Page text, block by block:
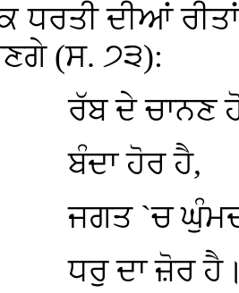
ਧਰਤੀ ਦੀਆਂ
(ਸ. ੭੩):
ਰੱਬ ਦੇ ਚਾਨਣ
ਬੰਦਾ ਹੋਰ ਹੈ,
ਜਗਤ `ਚ
ਧਰੁ ਦਾ ਜ਼ੋਰ